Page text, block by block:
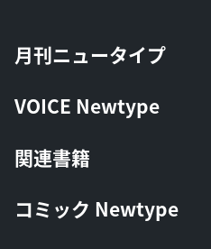
月刊ニュータイプ
VOICE Newtype
関連書籍
コミック Newtype